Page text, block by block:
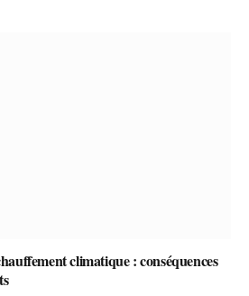
climatique : conséquences